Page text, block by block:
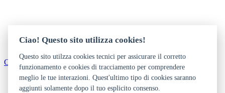
Come arrivare
Dichiarazione di accessibilità
Privacy
Ciao! Questo sito utilizza cookies!
Questo sito utilzza cookies tecnici per assicurare il corretto
funzionamento e cookies di tracciamento per comprendere
meglio le tue interazioni. Quest'ultimo tipo di cookies saranno
aggiunti solamente dopo il tuo esplicito consenso.